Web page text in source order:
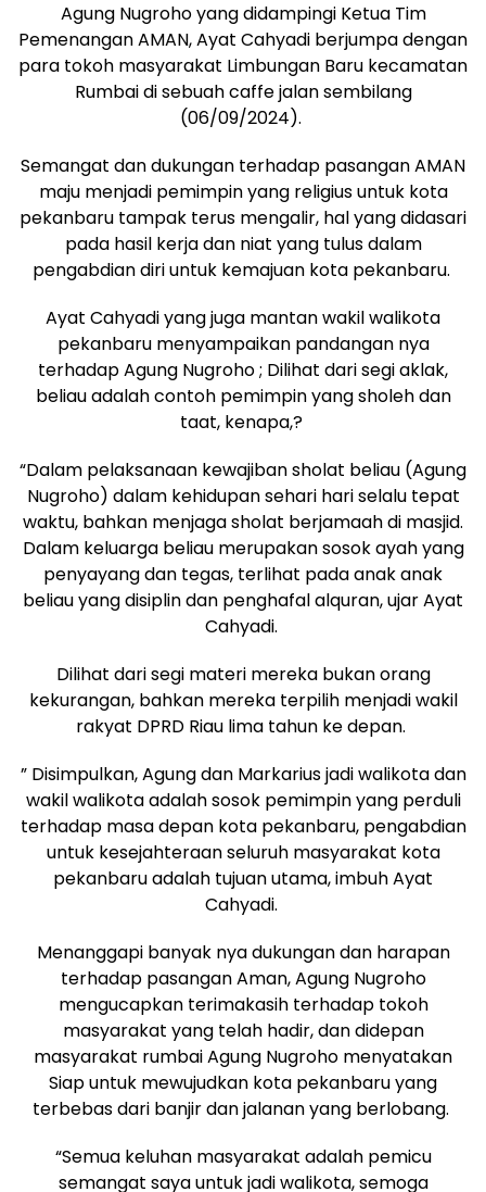
Agung Nugroho yang didampingi Ketua Tim
Pemenangan AMAN, Ayat Cahyadi berjumpa dengan
para tokoh masyarakat Limbungan Baru kecamatan
Rumbai di sebuah caffe jalan sembilang
(06/09/2024).
Semangat dan dukungan terhadap pasangan AMAN
maju menjadi pemimpin yang religius untuk kota
pekanbaru tampak terus mengalir, hal yang didasari
pada hasil kerja dan niat yang tulus dalam
pengabdian diri untuk kemajuan kota pekanbaru.
Ayat Cahyadi yang juga mantan wakil walikota
pekanbaru menyampaikan pandangan nya
terhadap Agung Nugroho ; Dilihat dari segi aklak,
beliau adalah contoh pemimpin yang sholeh dan
taat, kenapa,?
“Dalam pelaksanaan kewajiban sholat beliau (Agung
Nugroho) dalam kehidupan sehari hari selalu tepat
waktu, bahkan menjaga sholat berjamaah di masjid.
Dalam keluarga beliau merupakan sosok ayah yang
penyayang dan tegas, terlihat pada anak anak
beliau yang disiplin dan penghafal alquran, ujar Ayat
Cahyadi.
Dilihat dari segi materi mereka bukan orang
kekurangan, bahkan mereka terpilih menjadi wakil
rakyat DPRD Riau lima tahun ke depan.
” Disimpulkan, Agung dan Markarius jadi walikota dan
wakil walikota adalah sosok pemimpin yang perduli
terhadap masa depan kota pekanbaru, pengabdian
untuk kesejahteraan seluruh masyarakat kota
pekanbaru adalah tujuan utama, imbuh Ayat
Cahyadi.
Menanggapi banyak nya dukungan dan harapan
terhadap pasangan Aman, Agung Nugroho
mengucapkan terimakasih terhadap tokoh
masyarakat yang telah hadir, dan didepan
masyarakat rumbai Agung Nugroho menyatakan
Siap untuk mewujudkan kota pekanbaru yang
terbebas dari banjir dan jalanan yang berlobang.
“Semua keluhan masyarakat adalah pemicu
semangat saya untuk jadi walikota, semoga